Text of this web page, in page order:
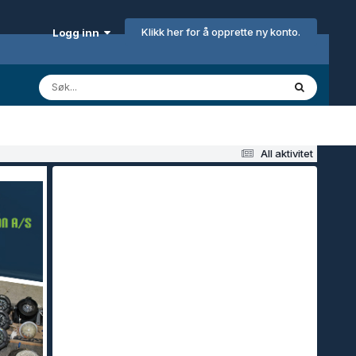
Logg inn Klikk her for å opprette ny konto.
All aktivitet